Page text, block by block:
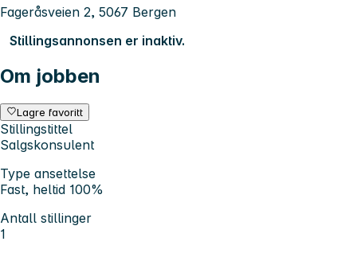
Fageråsveien 2, 5067 Bergen
Stillingsannonsen er inaktiv.
Om jobben
Lagre favoritt
Stillingstittel
Salgskonsulent
Type ansettelse
Fast, heltid 100%
Antall stillinger
1